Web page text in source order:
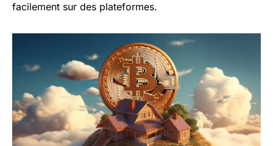
facilement sur des plateformes.